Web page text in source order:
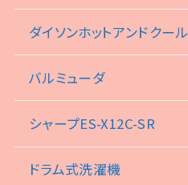
ダイソンホットアンドクール
バルミューダ
シャープES-X12C-SR
ドラム式洗濯機